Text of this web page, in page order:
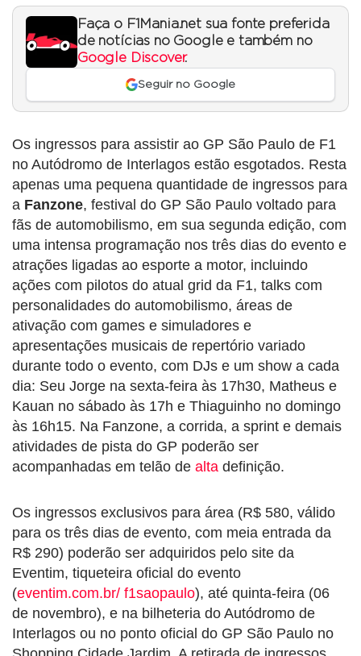
Faça o F1Mania.net sua fonte preferida
de notícias no Google e também no
Google Discover.
Seguir no Google
Os ingressos para assistir ao GP São Paulo de F1
no Autódromo de Interlagos estão esgotados. Resta
apenas uma pequena quantidade de ingressos para
a Fanzone, festival do GP São Paulo voltado para
fãs de automobilismo, em sua segunda edição, com
uma intensa programação nos três dias do evento e
atrações ligadas ao esporte a motor, incluindo
ações com pilotos do atual grid da F1, talks com
personalidades do automobilismo, áreas de
ativação com games e simuladores e
apresentações musicais de repertório variado
durante todo o evento, com DJs e um show a cada
dia: Seu Jorge na sexta-feira às 17h30, Matheus e
Kauan no sábado às 17h e Thiaguinho no domingo
às 16h15. Na Fanzone, a corrida, a sprint e demais
atividades de pista do GP poderão ser
acompanhadas em telão de alta definição.
Os ingressos exclusivos para área (R$ 580, válido
para os três dias de evento, com meia entrada da
R$ 290) poderão ser adquiridos pelo site da
Eventim, tiqueteira oficial do evento
(eventim.com.br/ f1saopaulo), até quinta-feira (06
de novembro), e na bilheteria do Autódromo de
Interlagos ou no ponto oficial do GP São Paulo no